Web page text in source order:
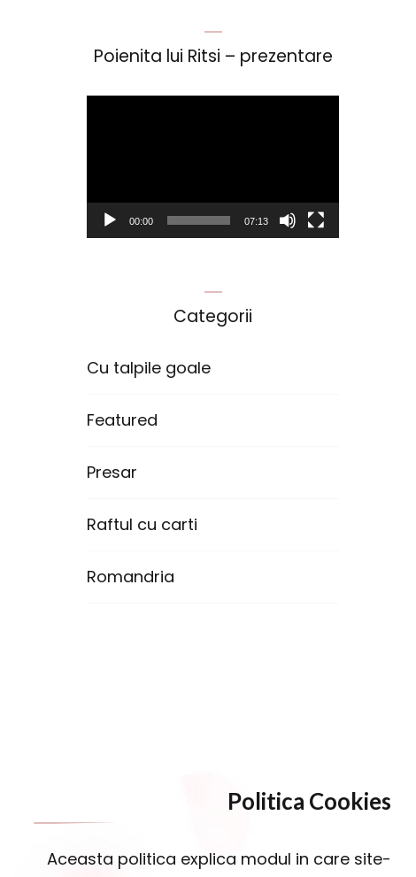
Poienita lui Ritsi – prezentare
00:00 07:13
Categorii
Cu talpile goale
Featured
Presar
Raftul cu carti
Romandria
Politica Cookies
Aceasta politica explica modul in care site-